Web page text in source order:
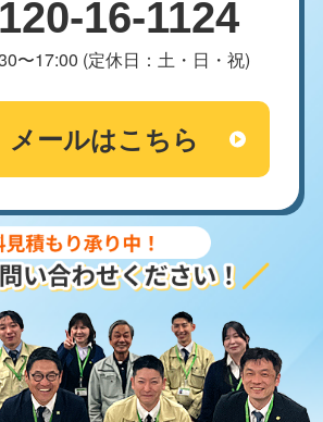
16-1124
〜17:00 (定休日：土・日・祝)
メールはこちら